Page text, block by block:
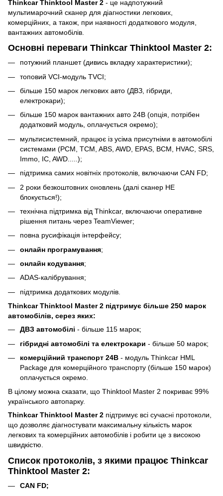
Thinkcar Thinktool Master 2 - це надпотужний
мультимарочний сканер для діагностики легкових,
комерційних, а також, при наявності додаткового модуля,
вантажних автомобілів.
Основні переваги Thinkcar Thinktool Master 2:
потужний планшет (дивись вкладку характеристики);
топовий VCI-модуль TVCI;
більше 150 марок легкових авто (ДВЗ, гібриди,
електрокари);
більше 150 марок вантажних авто 24В (опція, потрібен
додатковий модуль, оплачується окремо);
мультисистемний, працює із усіма присутніми в автомобілі
системами (PCM, TCM, ABS, AWD, EPAS, BCM, HVAC, SRS,
Immo, IC, AWD.....);
підтримка самих новітніх протоколів, включаючи CAN FD;
2 роки безкоштовних оновлень (далі сканер НЕ
блокується!);
технічна підтримка від Thinkcar, включаючи оперативне
рішення питань через TeamViewer;
повна русифікація інтерфейсу;
онлайн програмування;
онлайн кодування;
ADAS-калібрування;
підтримка додаткових модулів.
Thinkcar Thinktool Master 2 підтримує більше 250 марок
автомобілів, серез яких:
ДВЗ автомобілі - більше 115 марок;
гібридні автомобілі та електрокари - більше 50 марок;
комерційний транспорт 24В - модуль Thinkcar HML
Package для комерційного транспорту (більше 150 марок)
оплачується окремо.
В цілому можна сказати, що Thinktool Master 2 покриває 99%
українського автопарку.
Thinkcar Thinktool Master 2 підтримує всі сучасні протоколи,
що дозволяє діагностувати максимальну кількість марок
легкових та комерційних автомобілів і робити це з високою
швидкістю.
Список протоколів, з якими працює Thinkcar
Thinktool Master 2:
CAN FD;